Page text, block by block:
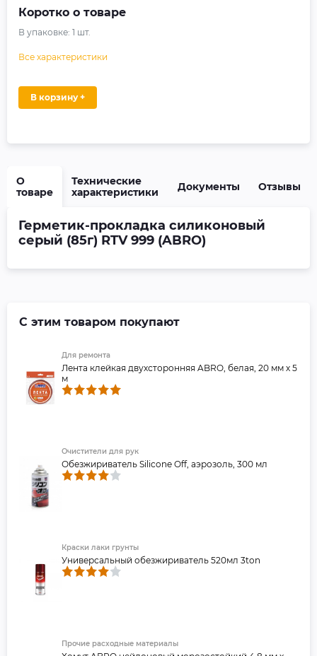
Коротко о товаре
В упаковке: 1 шт.
Все характеристики
В корзину +
О
товаре
Технические
характеристики
Документы Отзывы
Герметик-прокладка силиконовый
серый (85г) RTV 999 (ABRO)
С этим товаром покупают
Для ремонта
Лента клейкая двухсторонняя ABRO, белая, 20 мм х 5
м
Очистители для рук
Обезжириватель Silicone Off, аэрозоль, 300 мл
Краски лаки грунты
Универсальный обезжириватель 520мл 3ton
Прочие расходные материалы